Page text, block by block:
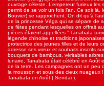
ouvrage céleste. L’empereur furieux
permit de se voir un fois l’an. Ce soir
Bouvier) se rapprochent. On dit qu’à
de la princesse Véga qui se sépare de
de fêtes pendant lesquelles on offrait
pièces étaient appellées ” Tanabata
légende chinoise et traditions
protectrice des jeunes filles et de leurs
adresse ses vœux et souhaits inscrits
bouquets de bambous, véritables
lunaire, Tanabata était célébré en Août
de la terre. Les campagnes ont un peu
la mousson et sous des cieux nuageux
Tanabata en Août ( Sendai ).